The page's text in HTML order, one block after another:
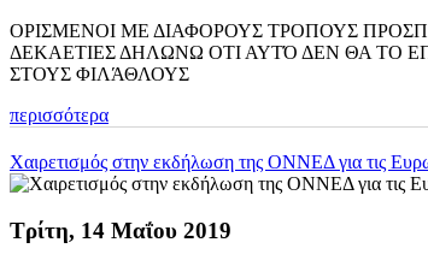
ΟΡΙΣΜΕΝΟΙ ΜΕ ΔΙΑΦΟΡΟΥΣ ΤΡΟΠΟΥΣ
ΔΕΚΑΕΤΙΕΣ ΔΗΛΩΝΩ ΟΤΙ ΑΥΤΌ ΔΕΝ ΘΑ ΤΟ
ΣΤΟΥΣ ΦΙΛΆΘΛΟΥΣ
περισσότερα
Χαιρετισμός στην εκδήλωση της ΟΝΝΕΔ για τις
Τρίτη, 14 Μαΐου 2019